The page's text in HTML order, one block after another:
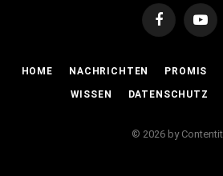
Facebook
HOME NACHRICHTEN PROMIS
WISSEN DATENSCHUTZ
© 2026 by